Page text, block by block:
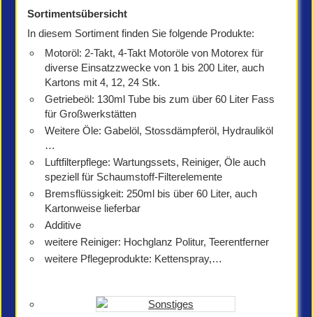
Sortimentsübersicht
In diesem Sortiment finden Sie folgende Produkte:
Motoröl: 2-Takt, 4-Takt Motoröle von Motorex für
diverse Einsatzzwecke von 1 bis 200 Liter, auch
Kartons mit 4, 12, 24 Stk.
Getriebeöl: 130ml Tube bis zum über 60 Liter Fass
für Großwerkstätten
Weitere Öle: Gabelöl, Stossdämpferöl, Hydrauliköl
…
Luftfilterpflege: Wartungssets, Reiniger, Öle auch
speziell für Schaumstoff-Filterelemente
Bremsflüssigkeit: 250ml bis über 60 Liter, auch
Kartonweise lieferbar
Additive
weitere Reiniger: Hochglanz Politur, Teerentferner
weitere Pflegeprodukte: Kettenspray,…